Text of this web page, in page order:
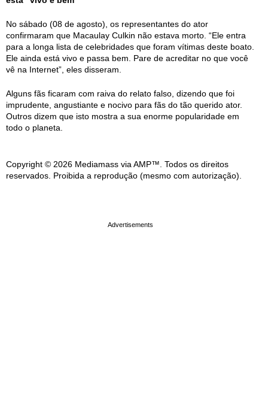
No sábado (08 de agosto), os representantes do ator
confirmaram que Macaulay Culkin não estava morto. “Ele entra
para a longa lista de celebridades que foram vítimas deste boato.
Ele ainda está vivo e passa bem. Pare de acreditar no que você
vê na Internet”, eles disseram.
Alguns fãs ficaram com raiva do relato falso, dizendo que foi
imprudente, angustiante e nocivo para fãs do tão querido ator.
Outros dizem que isto mostra a sua enorme popularidade em
todo o planeta.
Copyright © 2026 Mediamass via AMP™. Todos os direitos
reservados. Proibida a reprodução (mesmo com autorização).